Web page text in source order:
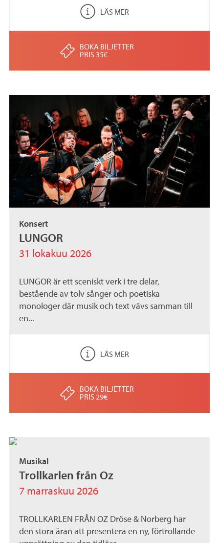
LÄS MER
BOKA BILJETTER
PRIS 35€
Konsert
LUNGOR
31 lokakuu 2026
LUNGOR är ett sceniskt verk i tre delar,
bestående av tolv sånger och poetiska
monologer där musik och text vävs samman till
en...
LÄS MER
BOKA BILJETTER
PRIS 29€
Musikal
Trollkarlen från Oz
7 marraskuu 2026
TROLLKARLEN FRÅN OZ Dröse & Norberg har
den stora äran att presentera en ny, förtrollande